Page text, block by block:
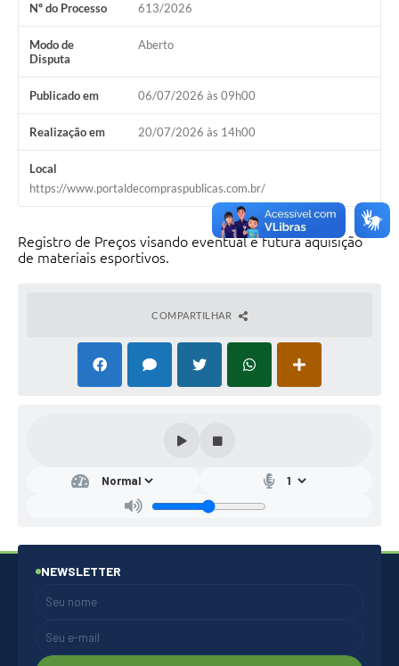
Nº do Processo 613/2026
Modo de
Disputa
Aberto
Publicado em 06/07/2026 às 09h00
Realização em 20/07/2026 às 14h00
Local
https://www.portaldecompraspublicas.com.br/
Registro de Preços visando eventual e futura aquisição
de materiais esportivos.
COMPARTILHAR
NEWSLETTER